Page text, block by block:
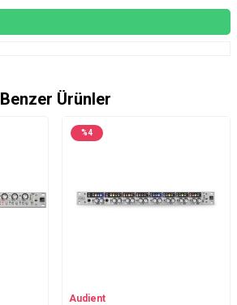
Benzer Ürünler
%4
Audient